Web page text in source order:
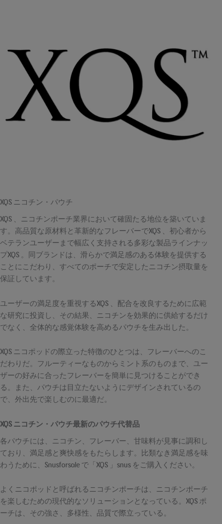
XQS ニコチン・パウチ
XQS 、ニコチンポーチ業界において確固たる地位を築いていま
す。高品質な原材料と革新的なフレーバーでXQS 、初心者から
ベテランユーザーまで幅広く支持される多彩な製品ラインナッ
プXQS 。同ブランドは、滑らかで満足感のある体験を提供する
ことにこだわり、すべてのポーチで安定したニコチン摂取量を
保証しています。
ユーザーの満足度を重視するXQS 、配合を改良するために広範
な研究に投資し、その結果、ニコチンを効果的に供給するだけ
でなく、全体的な感覚体験を高めるパウチを生み出した。
XQS ニコポッドの際立った特徴のひとつは、フレーバーへのこ
だわりだ。フルーティーなものからミント系のものまで、ユー
ザーの好みに合ったフレーバーを簡単に見つけることができ
る。また、パウチは目立たないようにデザインされているの
で、外出先で楽しむのに最適だ。
XQS ニコチン・パウチ最新のパウチ代替品
各パウチには、ニコチン、フレーバー、甘味料が見事に調和し
ており、満足感と爽快感をもたらします。比類なき満足感を味
わうために、Snusforsale で「XQS 」snus をご購入ください。
よくニコポッドと呼ばれるニコチンポーチは、ニコチンポーチ
を楽しむための現代的なソリューションとなっている。XQS ポ
ーチは、その強さ、多様性、品質で際立っている。